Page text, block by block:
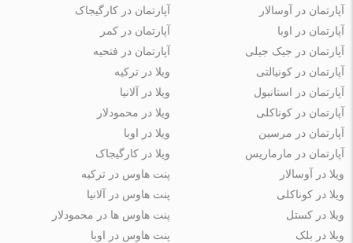
آپارتمان در آوسالار
آپارتمان در اوبا
آپارتمان در جیک جیلی
آپارتمان در کارگیجاک
آپارتمان در کمر
آپارتمان در فتحیه
آپارتمان در کونیالتی
آپارتمان در استانبول
آپارتمان در کوناکلی
آپارتمان در مرسین
آپارتمان در مارماریس
ویلا در ترکیه
ویلا در آلانیا
ویلا در محمودلار
ویلا در اوبا
ویلا در کارگیجاک
ویلا در آوسالار
ویلا در کوناکلی
ویلا در کستل
ویلا در بلک
پنت هاوس در ترکیه
پنت هاوس در آلانیا
پنت هاوس ها در محمودلار
پنت هاوس در اوبا